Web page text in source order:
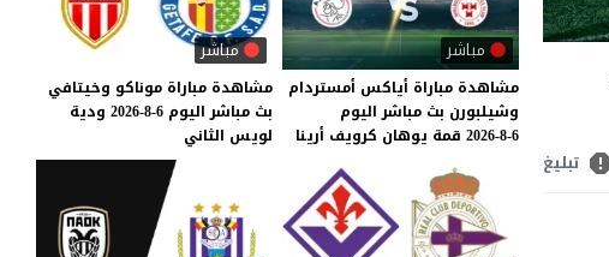
تبليغ
مباشر
مشاهدة مباراة أياكس أمستردام
وشيلبورن بث مباشر اليوم
6-8-2026
قمة يوهان كرويف أرينا
مباشر
مشاهدة مباراة موناكو وخيتافي
بث مباشر اليوم 6-8-2026
ودية
لويس الثاني